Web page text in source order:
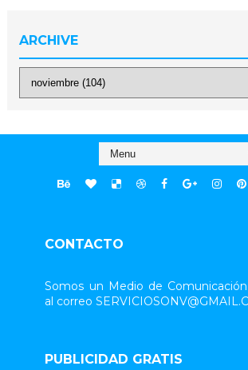
ARCHIVE
CONTACTO
Somos un Medio de
al correo
PUBLICIDAD GRATIS